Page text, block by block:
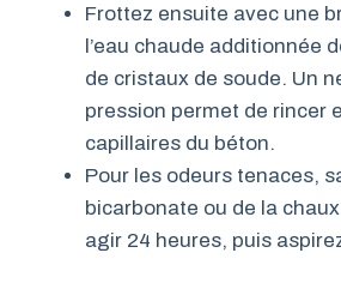
Frottez ensuite avec une
l’eau chaude additionnée
de cristaux de soude. Un
pression permet de rincer
capillaires du béton.
Pour les odeurs tenaces,
bicarbonate ou de la
agir 24 heures, puis